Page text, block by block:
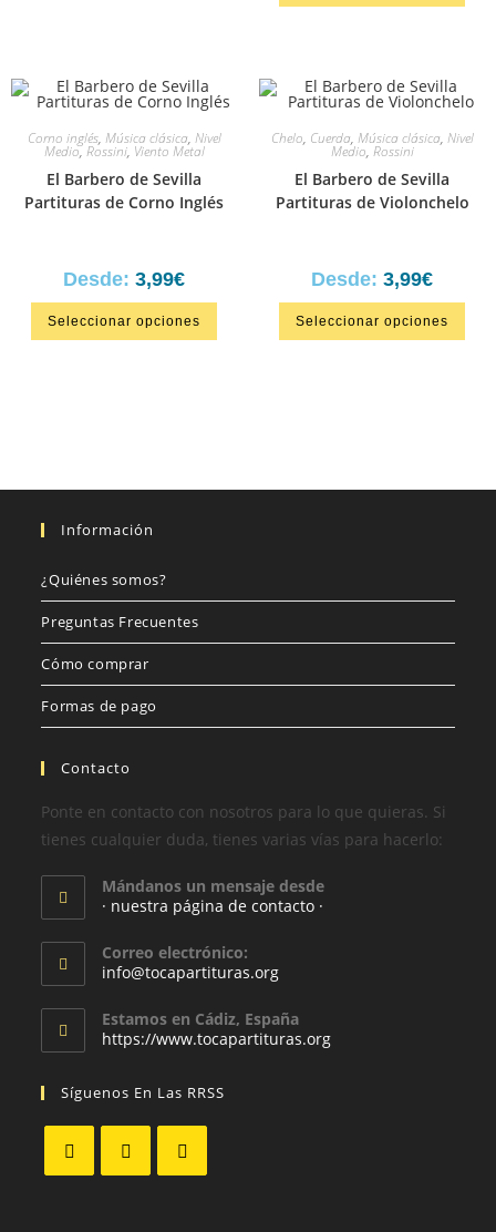
Corno inglés, Música clásica, Nivel
Medio,Rossini, Viento Metal
El Barbero de Sevilla
Partituras de Corno Inglés
Desde: 3,99€
Seleccionar opciones
Chelo, Cuerda, Música clásica, Nivel
Medio, Rossini
El Barbero de Sevilla
Partituras de Violonchelo
Desde: 3,99€
Seleccionar opciones
Información
¿Quiénes somos?
Preguntas Frecuentes
Cómo comprar
Formas de pago
Contacto
Ponte en contacto con nosotros para lo que quieras. Si
tienes cualquier duda, tienes varias vías para hacerlo:
Mándanos un mensaje desde
· nuestra página de contacto ·
Correo electrónico:
info@tocapartituras.org
Estamos en Cádiz, España
https://www.tocapartituras.org
Síguenos En Las RRSS